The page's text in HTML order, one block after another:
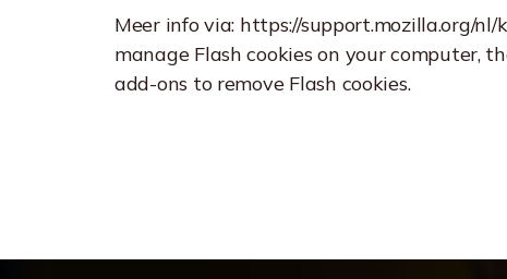
Meer info via: https://support.mozilla.org/
manage Flash cookies on your computer,
add-ons to remove Flash cookies.